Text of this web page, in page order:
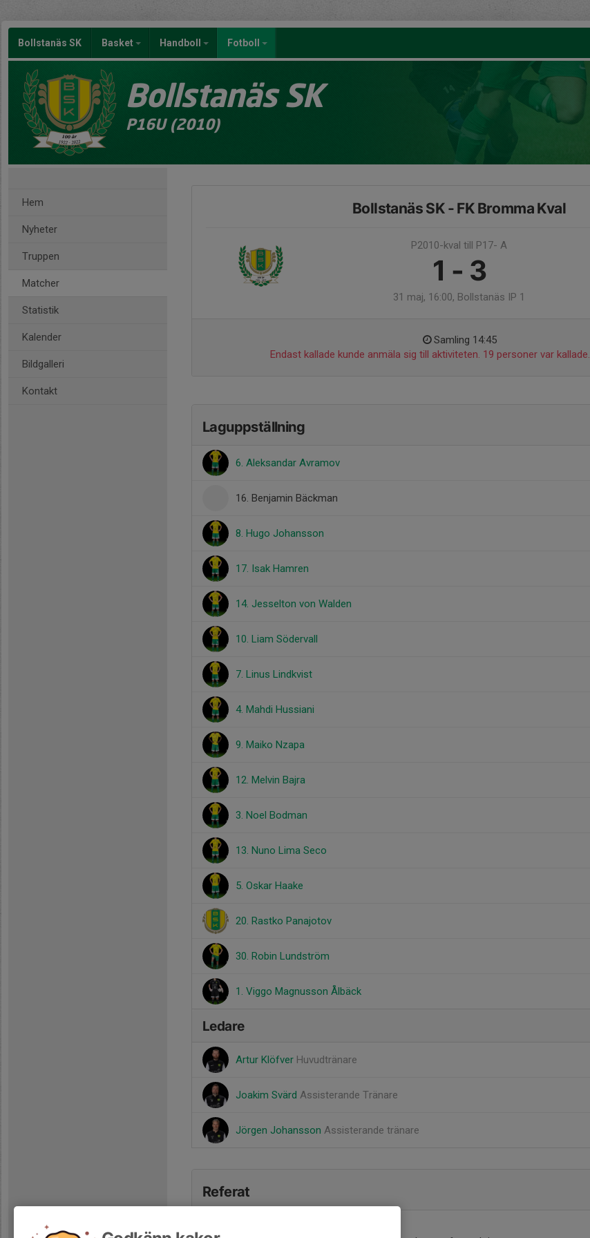
Bollstanäs SK Basket Handboll Fotboll
Bollstanäs SK
P16U (2010)
Hem
Nyheter
Truppen
Matcher
Statistik
Kalender
Bildgalleri
Kontakt
Bollstanäs SK - FK Bromma Kval
P2010-kval till P17- A
1 - 3
31 maj, 16:00, Bollstanäs IP 1
Samling 14:45
Endast kallade kunde anmäla sig till aktiviteten. 19 personer var kallade.
Laguppställning
6. Aleksandar Avramov
16. Benjamin Bäckman
8. Hugo Johansson
17. Isak Hamren
14. Jesselton von Walden
10. Liam Södervall
7. Linus Lindkvist
4. Mahdi Hussiani
9. Maiko Nzapa
12. Melvin Bajra
3. Noel Bodman
13. Nuno Lima Seco
5. Oskar Haake
20. Rastko Panajotov
30. Robin Lundström
1. Viggo Magnusson Ålbäck
Ledare
Artur Klöfver Huvudtränare
Joakim Svärd Assisterande Tränare
Jörgen Johansson Assisterande tränare
Referat